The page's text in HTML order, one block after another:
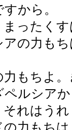
から。
まったく
アの力も
力もちよ
ペルシア
それはう
の力もち